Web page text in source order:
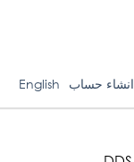
حساب English